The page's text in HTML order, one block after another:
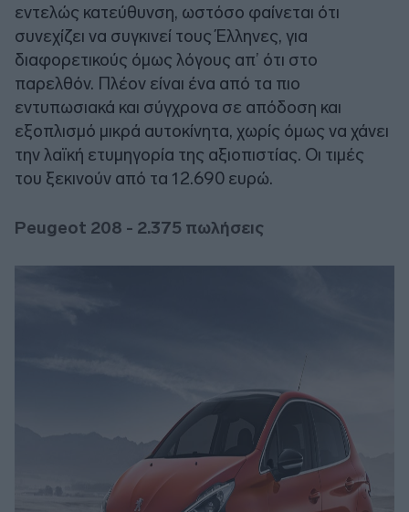
εντελώς κατεύθυνση, ωστόσο φαίνεται ότι
συνεχίζει να συγκινεί τους Έλληνες, για
διαφορετικούς όμως λόγους απ’ ότι στο
παρελθόν. Πλέον είναι ένα από τα πιο
εντυπωσιακά και σύγχρονα σε απόδοση και
εξοπλισμό μικρά αυτοκίνητα, χωρίς όμως να χάνει
την λαϊκή ετυμηγορία της αξιοπιστίας. Οι τιμές
του ξεκινούν από τα 12.690 ευρώ.
Peugeot 208 - 2.375 πωλήσεις